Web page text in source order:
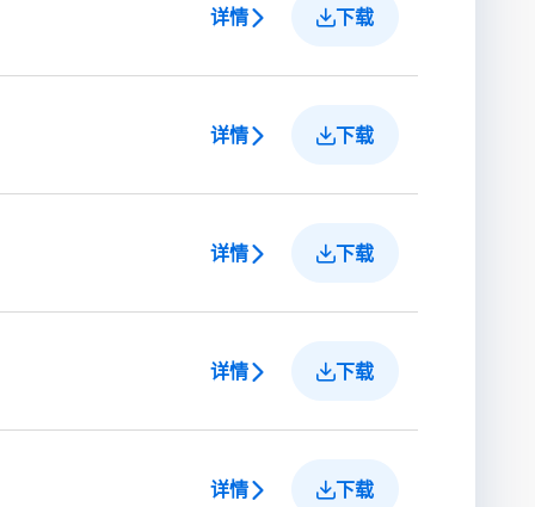
详情 下载
详情 下载
详情 下载
详情 下载
详情 下载